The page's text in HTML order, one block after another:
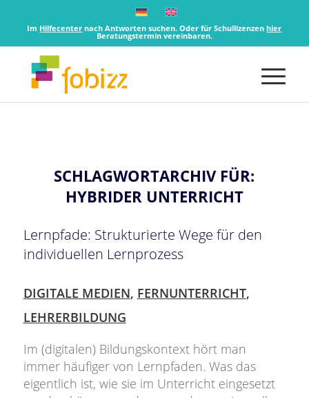
Im Hilfecenter nach Antworten suchen. Oder für Schullizenzenhier
Beratungstermin vereinbaren.
SCHLAGWORTARCHIV FÜR:
HYBRIDER UNTERRICHT
Lernpfade: Strukturierte Wege für den
individuellen Lernprozess
DIGITALE MEDIEN, FERNUNTERRICHT,
LEHRERBILDUNG
Im (digitalen) Bildungskontext hört man
immer häufiger von Lernpfaden. Was das
eigentlich ist, wie sie im Unterricht eingesetzt